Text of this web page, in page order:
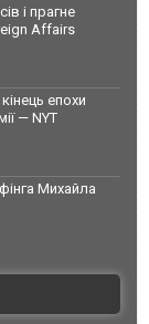
і прагне
Affairs
епохи
— NYT
Михайла